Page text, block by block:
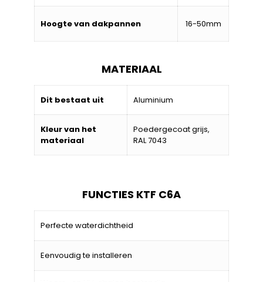
Hoogte van dakpannen 16-50mm
MATERIAAL
Dit bestaat uit Aluminium
Kleur van het
materiaal
Poedergecoat grijs,
RAL 7043
FUNCTIES KTF C6A
Perfecte waterdichtheid
Eenvoudig te installeren